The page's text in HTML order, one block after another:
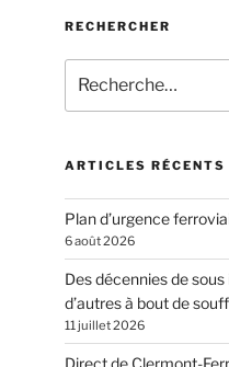
RECHERCHER
pour
:
ARTICLES RÉCENTS
Plan d’urgence
6 août 2026
Des décennies de
d’autres à bout de
11 juillet 2026